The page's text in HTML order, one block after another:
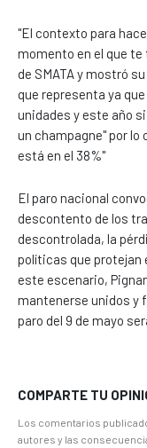
"El contexto para
momento en el que
de SMATA y mostró
que representa ya
unidades y este año
un champagne" por
está en el 38%"
El paro nacional
descontento de los
descontrolada, la
políticas que protejan
este escenario,
mantenerse unidos y
paro del 9 de mayo
COMPARTE TU
Los comentarios
autores y las